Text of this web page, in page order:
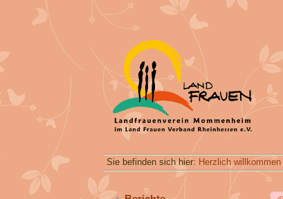
Sie befinden sich hier: Herzlich willkommen